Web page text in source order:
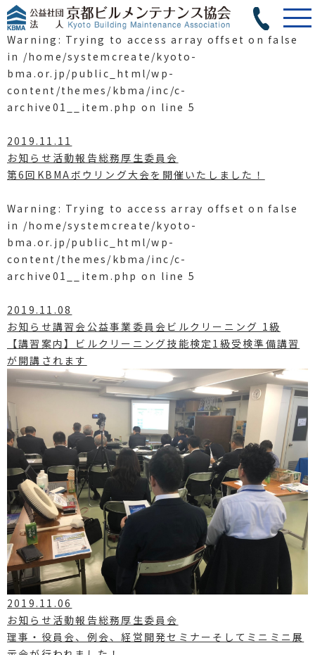
Warning : Trying to access array offset on false
in /home/systemcreate/kyoto-
bma.or.jp/public_html/wp-
content/themes/kbma/inc/c-
archive01__item.php on line 5
2019.11.11
お知らせ活動報告総務厚生委員会
第6回KBMAボウリング大会を開催いたしました！
Warning : Trying to access array offset on false
in /home/systemcreate/kyoto-
bma.or.jp/public_html/wp-
content/themes/kbma/inc/c-
archive01__item.php on line 5
2019.11.08
お知らせ講習会公益事業委員会ビルクリーニング 1級
【講習案内】ビルクリーニング技能検定1級受検準備講習
が開講されます
2019.11.06
お知らせ活動報告総務厚生委員会
理事・役員会、例会、経営開発セミナーそしてミニミニ展